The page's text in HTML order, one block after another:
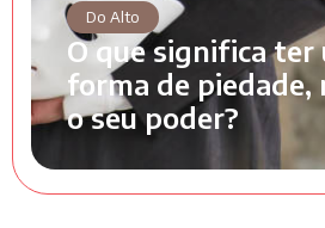
Do Alto
O que significa ter
forma de piedade,
o seu poder?